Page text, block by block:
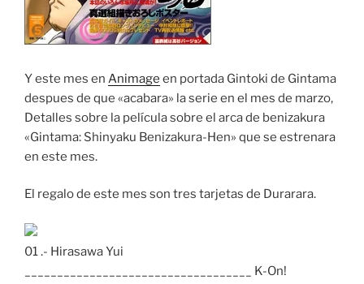
Y este mes en Animage en portada Gintoki de Gintama
despues de que «acabara» la serie en el mes de marzo,
Detalles sobre la película sobre el arca de benizakura
«Gintama: Shinyaku Benizakura-Hen» que se estrenara
en este mes.
El regalo de este mes son tres tarjetas de Durarara.
01 .- Hirasawa Yui
___________________________________ K-On!